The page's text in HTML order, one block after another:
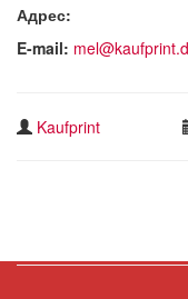
Адрес:
E-mail:
Kaufprint